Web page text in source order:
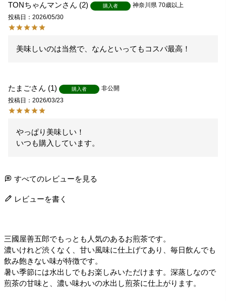
TONちゃんマン 2 購入者 神奈川県 70歳以上
投稿日
2026/05/30
美味しいのは当然で、なんといってもコスパ最高！
たまご 1 購入者
非公開
投稿日
2026/03/23
やっぱり美味しい！
いつも購入しています。
すべてのレビューを見る
レビューを書く
三國屋善五郎でもっとも人気のあるお煎茶です。
濃いけれど渋くなく、甘い風味に仕上げてあり、毎日飲んでも
飲み飽きない味が特徴です。
暑い季節には水出しでもお楽しみいただけます。深蒸しなので
煎茶の甘味と、濃い味わいの水出し煎茶に仕上がります。